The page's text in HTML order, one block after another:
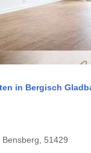
in Bergisch
51429